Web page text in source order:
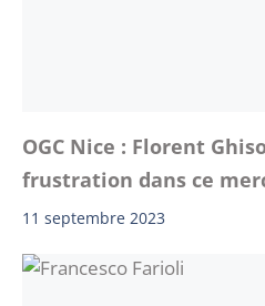
OGC Nice : Florent
frustration dans ce
11 septembre 2023